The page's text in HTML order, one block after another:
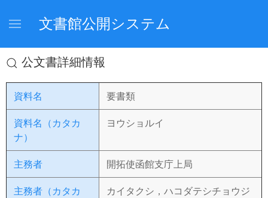
文書館公開システム
公文書詳細情報
資料名 要書類
資料名（カタカ
ナ）
ヨウショルイ
主務者 開拓使函館支庁上局
主務者（カタカ
カイタクシ，ハコダテシチョウジ